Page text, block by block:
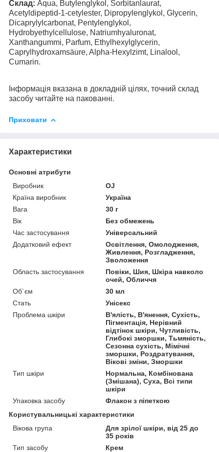
Склад: Aqua, Butylenglykol, Sorbitanlaurat,
Acetyldipeptid-1-cetylester, Dipropylenglykol, Glycerin,
Dicaprylylcarbonat, Pentylenglykol,
Hydrobyethylcellulose, Natriumhyaluronat,
Xanthangummi, Parfum, Ethylhexylglycerin,
Caprylhydroxamsäure, Alpha-Hexylzimt, Linalool,
Cumarin.
Інформація вказана в докладній цілях, точний склад
засобу читайте на пакованні.
Приховати
Характеристики
Основні атрибути
Виробник
OJ
Країна виробник
Україна
Вага
30 г
Вік
Без обмежень
Час застосування
Універсальний
Додатковий ефект
Освітлення, Омолодження,
Живлення, Розгладження,
Зволоження
Область застосування
Повіки, Шия, Шкіра навколо
очей, Обличчя
Об`єм
30 мл
Стать
Унісекс
Проблема шкіри
В'ялість, В'янення, Сухість,
Пігментація, Нерівний
відтінок шкіри, Чутливість,
Глибокі зморшки, Тьмяність,
Сезонна сухість, Мімічні
зморшки, Роздратування,
Вікові зміни, Зморшки
Тип шкіри
Нормальна, Комбінована
(Змішана), Суха, Всі типи
шкіри
Упаковка засобу
Флакон з піпеткою
Користувальницькі характеристики
Вікова група
Для зрілої шкіри, від 25 до
35 років
Тип засобу
Крем